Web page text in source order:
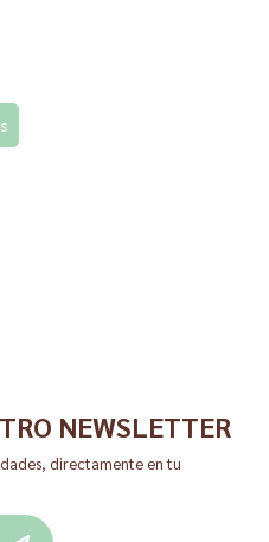
NEWSLETTER
directamente en tu